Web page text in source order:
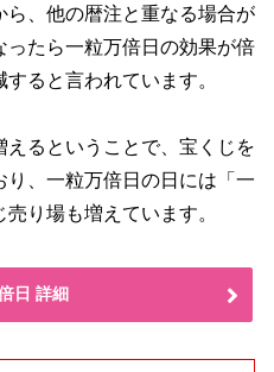
、他の暦注と重なる場合が
たら一粒万倍日の効果が倍
ると言われています。
るということで、宝くじを
、一粒万倍日の日には「一
り場も増えています。
日 詳細